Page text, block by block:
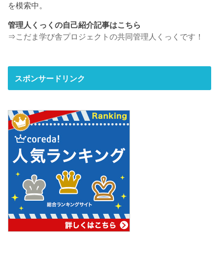
を模索中。
管理人くっくの自己紹介記事はこちら
⇒こだま学び舎プロジェクトの共同管理人くっくです！
スポンサードリンク